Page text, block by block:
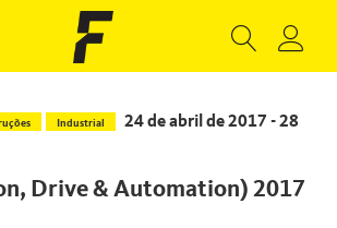
Industrial
24 de abril de 2017 - 28
Drive & Automation) 2017